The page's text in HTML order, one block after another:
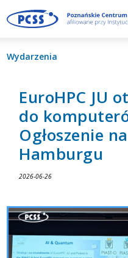
Wydarzenia
EuroHPC JU
do
Ogłoszenie
Hamburgu
2026-06-26